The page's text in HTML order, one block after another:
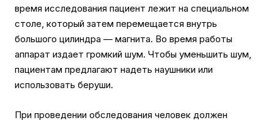
время исследования пациент лежит на специальном
столе, который затем перемещается внутрь
большого цилиндра — магнита. Во время работы
аппарат издает громкий шум. Чтобы уменьшить шум,
пациентам предлагают надеть наушники или
использовать беруши.
При проведении обследования человек должен